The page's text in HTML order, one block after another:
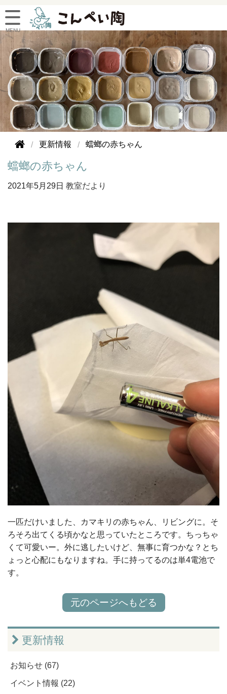
更新情報 蟷螂の赤ちゃん
蟷螂の赤ちゃん
2021年5月29日 教室だより
一匹だけいました、カマキリの赤ちゃん、リビングに。そ
ろそろ出てくる頃かなと思っていたところです。ちっちゃ
くて可愛いー。外に逃したいけど、無事に育つかな？とち
ょっと心配にもなりますね。手に持ってるのは単4電池で
す。
元のページへもどる
更新情報
お知らせ (67)
イベント情報 (22)